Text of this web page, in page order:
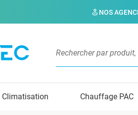
NOS
Climatisation Chauffage PAC